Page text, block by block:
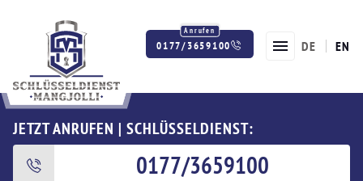
0177/3659100 DE EN
JETZT ANRUFEN | SCHLÜSSELDIENST:
0177/3659100